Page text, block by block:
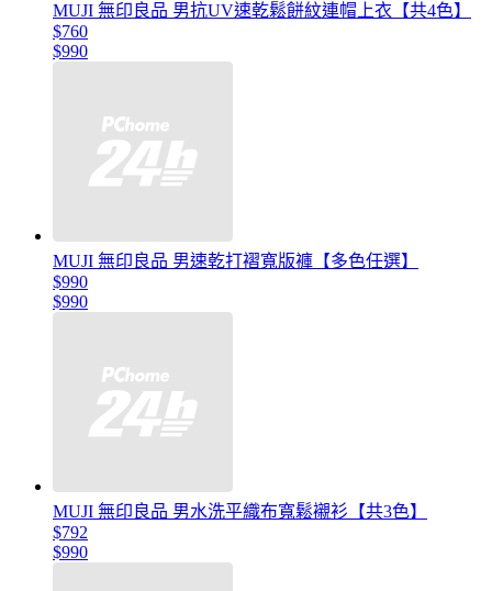
MUJI 無印良品 男抗UV速乾鬆餅紋連帽上衣【共4色】
$760
$990
MUJI 無印良品 男速乾打褶寬版褲【多色任選】
$990
$990
MUJI 無印良品 男水洗平織布寬鬆襯衫【共3色】
$792
$990